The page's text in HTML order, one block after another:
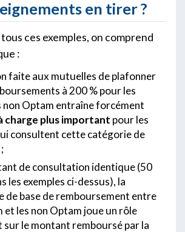
en tirer ?
ces exemples, on comprend
:
faite aux mutuelles de plafonner
à 200 % pour les
non Optam entraîne forcément
charge plus important pour les
consultent cette catégorie de
de consultation identique (50
les exemples ci-dessus), la
de base de remboursement entre
et les non Optam joue un rôle
le montant remboursé par la